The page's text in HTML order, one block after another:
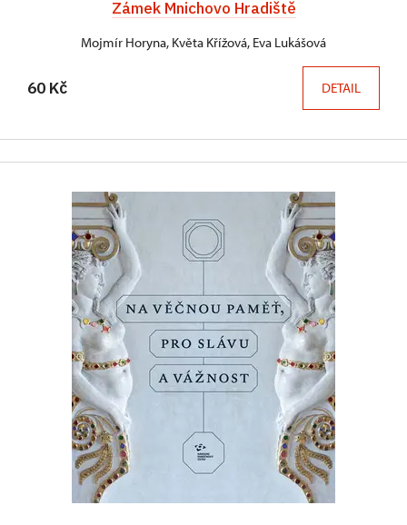
Zámek Mnichovo Hradiště
Mojmír Horyna, Květa Křížová, Eva Lukášová
60 Kč DETAIL